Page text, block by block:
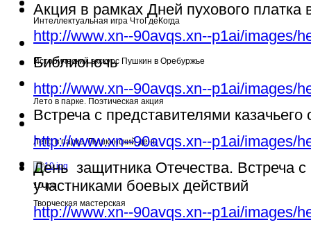
Интеллектуальная игра ЧтоГдеКогда
Исторический экскурс Пушкин в Оребуржье
Лето в парке. Поэтическая акция
Лето в парке. Пушкинский день
10.jpg
Творческая мастерская
Акция в рамках Дней пухового платка
http://www.xn--90avqs.xn--p1ai/images/
Библионочь
http://www.xn--90avqs.xn--p1ai/images/
Встреча с представителями
http://www.xn--90avqs.xn--p1ai/images/
День защитника Отечества. Встреча
участниками боевых действий
http://www.xn--90avqs.xn--p1ai/images/